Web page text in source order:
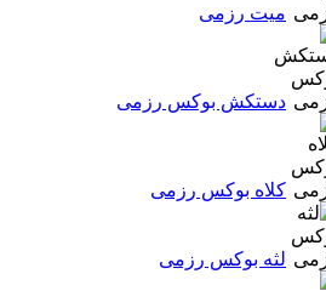
میت رزمی
دستکش بوکس رزمی
کلاه بوکس رزمی
لثه بوکس رزمی